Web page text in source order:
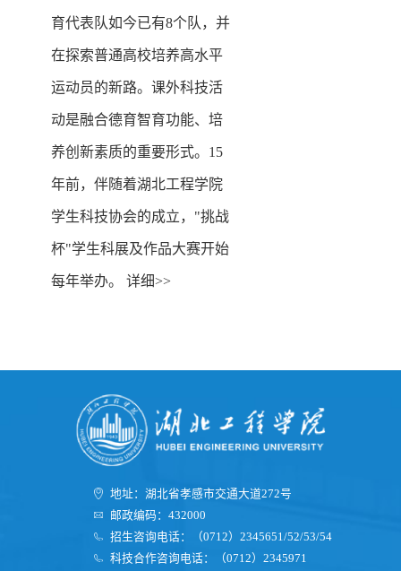
育代表队如今已有8个队，并
在探索普通高校培养高水平
运动员的新路。课外科技活
动是融合德育智育功能、培
养创新素质的重要形式。15
年前，伴随着湖北工程学院
学生科技协会的成立，"挑战
杯"学生科展及作品大赛开始
每年举办。 详细>>
地址：湖北省孝感市交通大道272号
邮政编码：432000
招生咨询电话：（0712）2345651/52/53/54
科技合作咨询电话：（0712）2345971